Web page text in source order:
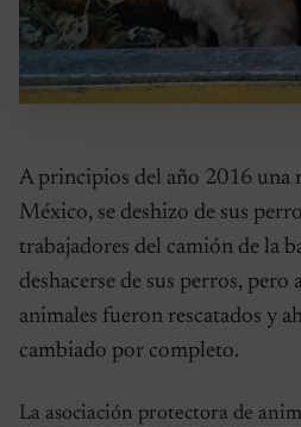
A principios del año 2016 una
México, se deshizo de sus
trabajadores del camión de la
deshacerse de sus perros,
animales fueron rescatados y
cambiado por completo.
La asociación protectora de